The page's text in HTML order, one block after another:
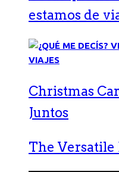
estamos de
Christmas
Juntos
The Versatile